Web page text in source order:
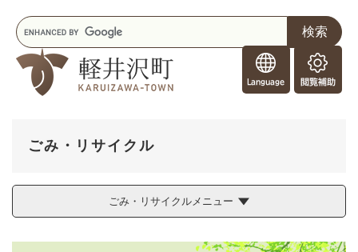
g
n
e
閲
覧
キ
ー
ワ
ごみ・リサイクル
ごみ・リサイクルメニュー